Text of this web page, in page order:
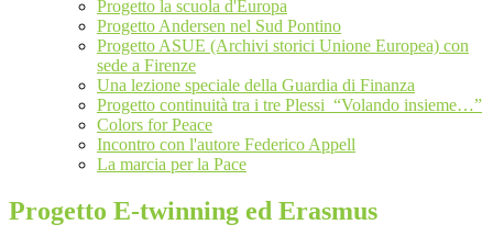
Progetto la scuola d'Europa
Progetto Andersen nel Sud Pontino
Progetto ASUE (Archivi storici Unione Europea) con
sede a Firenze
Una lezione speciale della Guardia di Finanza
Progetto continuità tra i tre Plessi “Volando insieme…”
Colors for Peace
Incontro con l'autore Federico Appell
La marcia per la Pace
Progetto E-twinning ed Erasmus